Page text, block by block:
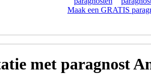
Maak een GRATIS
met paragnost